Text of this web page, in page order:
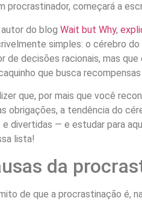
procrastinador, começará a
autor do blog Wait but Why,
simples: o cérebro
de decisões racionais, mas
que busca
que, por mais que você
obrigações, a tendência do
e divertidas — e estudar para
lista!
da
de que a procrastinação é,